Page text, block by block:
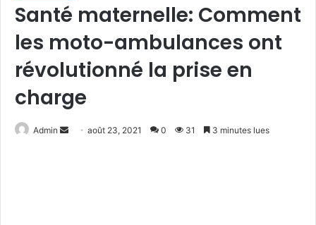
Santé maternelle: Comment
les moto-ambulances ont
révolutionné la prise en
charge
Admin août 23, 2021 0 31 3 minutes lues